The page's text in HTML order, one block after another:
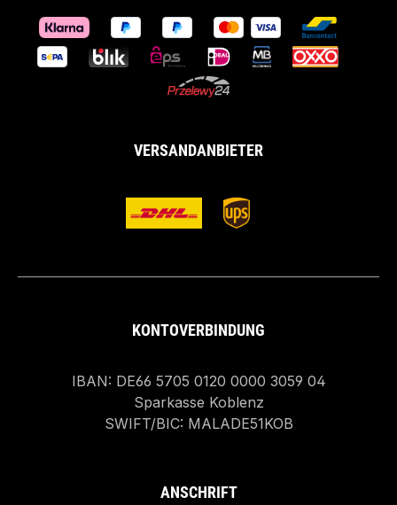
VERSANDANBIETER
KONTOVERBINDUNG
IBAN: DE66 5705 0120 0000 3059 04
Sparkasse Koblenz
SWIFT/BIC: MALADE51KOB
ANSCHRIFT